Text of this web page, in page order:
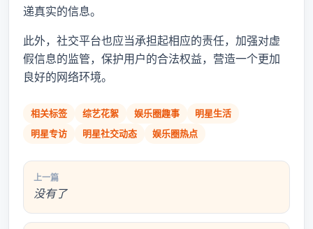
递真实的信息。
此外，社交平台也应当承担起相应的责任，加强对虚
假信息的监管，保护用户的合法权益，营造一个更加
良好的网络环境。
相关标签 综艺花絮 娱乐圈趣事
明星生活
明星专访
明星社交动态 娱乐圈热点
上一篇
没有了